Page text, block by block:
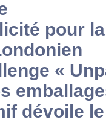
pour
«
dévoile